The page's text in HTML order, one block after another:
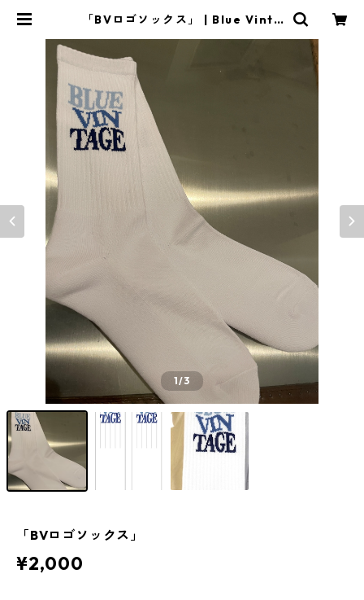
「BVロゴソックス」 | Blue Vinta
1/3
「BVロゴソックス」
¥2,000